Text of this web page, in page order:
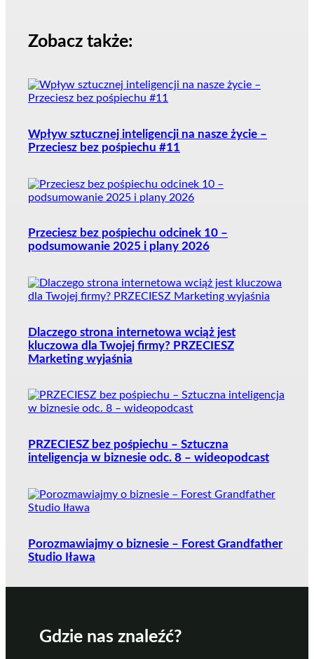
Zobacz także:
Wpływ sztucznej inteligencji na nasze życie –
Przeciesz bez pośpiechu #11
Przeciesz bez pośpiechu odcinek 10 –
podsumowanie 2025 i plany 2026
Dlaczego strona internetowa wciąż jest
kluczowa dla Twojej firmy? PRZECIESZ
Marketing wyjaśnia
PRZECIESZ bez pośpiechu – Sztuczna
inteligencja w biznesie odc. 8 – wideopodcast
Porozmawiajmy o biznesie – Forest Grandfather
Studio Iława
Gdzie nas znaleźć?